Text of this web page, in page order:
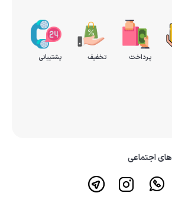
پرداخت تخفیف پشتیبانی
اجتماعی